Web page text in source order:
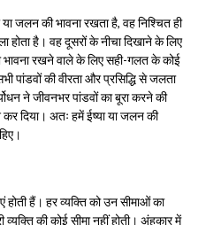
जलन की भावना रखता है, वह निश्चित ही
होता है। वह दूसरों के नीचा दिखाने के लिए
रखने वाले के लिए सही-गलत के कोई
पांडवों की वीरता और प्रसिद्धि से जलता
ने जीवनभर पांडवों का बूरा करने की
दिया। अतः हमें ईष्या या जलन की
हैं। हर व्यक्ति को उन सीमाओं का
की कोई सीमा नहीं होती। अंहकार में